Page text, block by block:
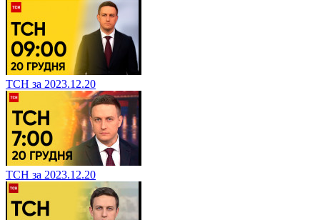
ТСН за 2023.12.20
ТСН за 2023.12.20